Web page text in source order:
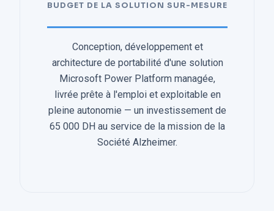
BUDGET DE LA SOLUTION SUR-MESURE
Conception, développement et
architecture de portabilité d'une solution
Microsoft Power Platform managée,
livrée prête à l'emploi et exploitable en
pleine autonomie — un investissement de
65 000 DH au service de la mission de la
Société Alzheimer.